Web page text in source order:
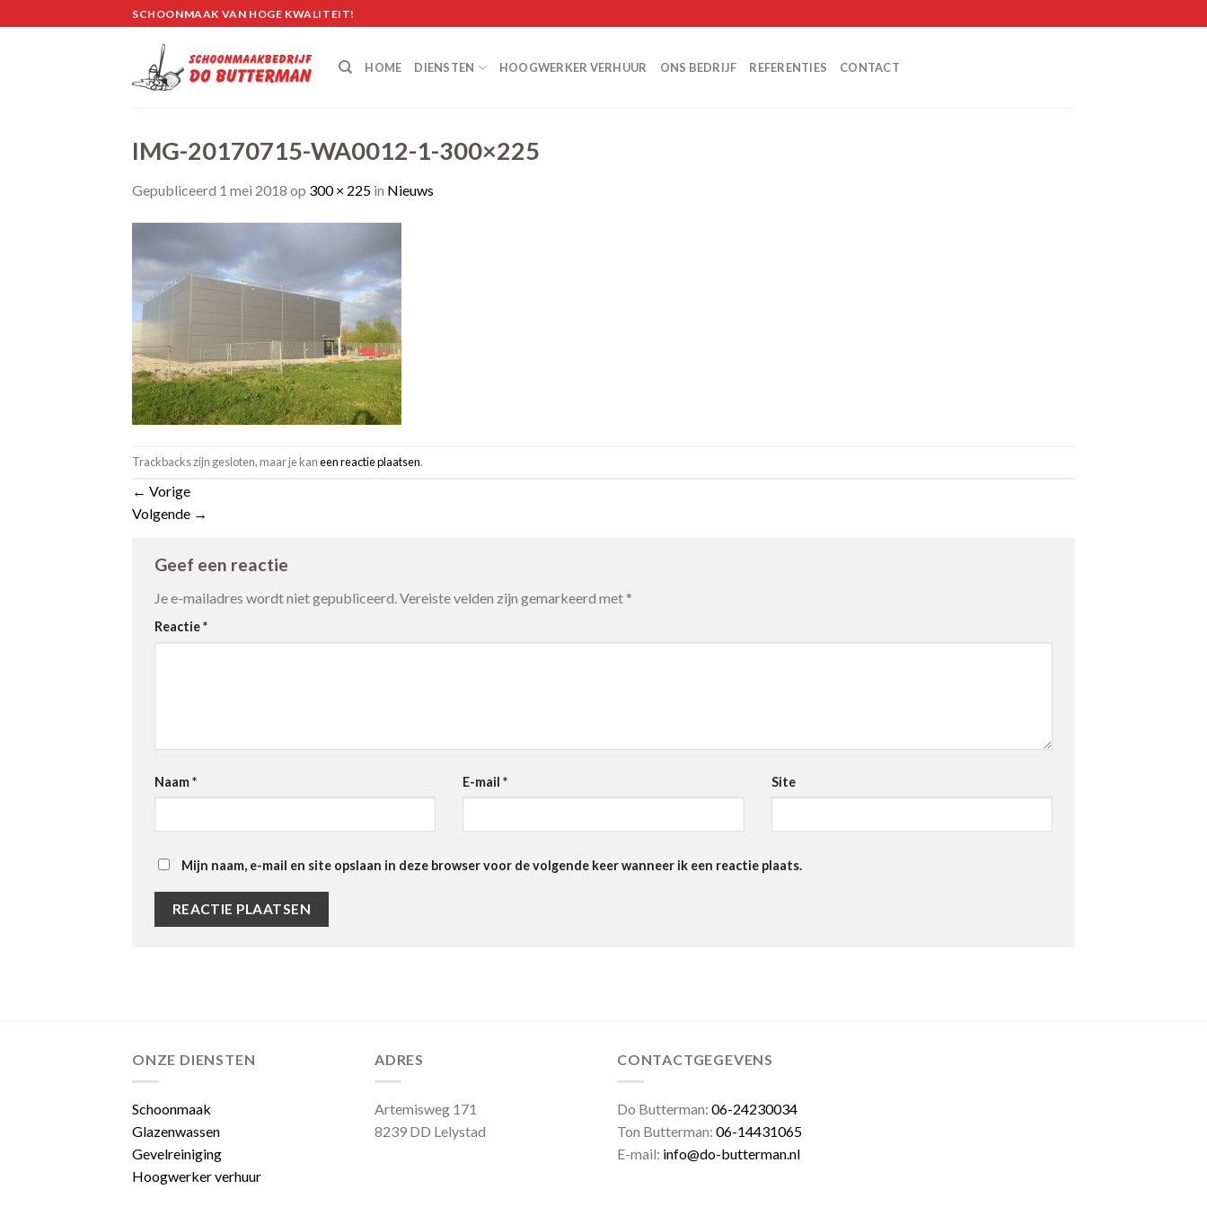
to
SCHOONMAAK VAN HOGE KWALITEIT!
HOME DIENSTEN HOOGWERKER VERHUUR ONS BEDRIJF REFERENTIES CONTACT
IMG-20170715-WA0012-1-300×225
Gepubliceerd 1 mei 2018 op 300 × 225 in Nieuws
Trackbacks zijn gesloten, maar je kaneen reactie plaatsen.
← Vorige
Volgende →
Geef een reactie
Je e-mailadres wordt niet gepubliceerd.Vereiste velden zijn gemarkeerd met *
Reactie*
Naam* E-mail* Site
Mijn naam, e-mail en site opslaan in deze browser voor de volgende keer wanneer ik een reactie plaats.
ONZE DIENSTEN
Schoonmaak
Glazenwassen
Gevelreiniging
Hoogwerker verhuur
ADRES
Artemisweg 171
8239 DD Lelystad
CONTACTGEGEVENS
Do Butterman: 06-24230034
Ton Butterman: 06-14431065
E-mail: info@do-butterman.nl